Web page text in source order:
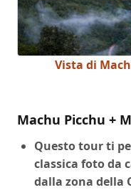
Vista di
Machu Picchu +
Questo tour ti
classica foto da
dalla zona della